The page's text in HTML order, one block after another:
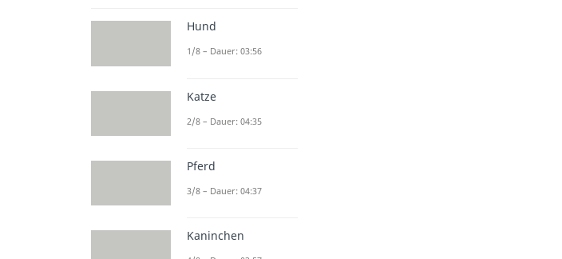
Hund
1/8 – Dauer: 03:56
Katze
2/8 – Dauer: 04:35
Pferd
3/8 – Dauer: 04:37
Kaninchen